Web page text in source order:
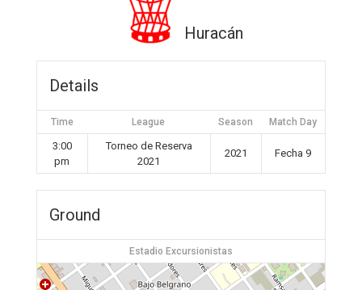
Huracán
Details
Time League Season Match Day
3:00
pm
Torneo de Reserva
2021
2021 Fecha 9
Ground
Estadio Excursionistas